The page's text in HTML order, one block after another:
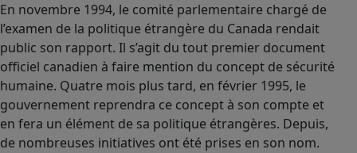
En novembre 1994, le comité parlementaire chargé de
l’examen de la politique étrangère du Canada rendait
public son rapport. Il s’agit du tout premier document
officiel canadien à faire mention du concept de sécurité
humaine. Quatre mois plus tard, en février 1995, le
gouvernement reprendra ce concept à son compte et
en fera un élément de sa politique étrangères. Depuis,
de nombreuses initiatives ont été prises en son nom.